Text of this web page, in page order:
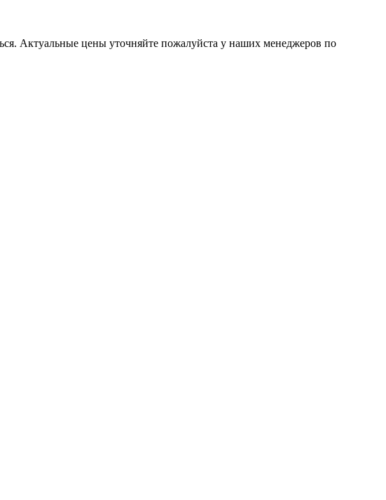
Актуальные цены уточняйте пожалуйста у наших менеджеров по